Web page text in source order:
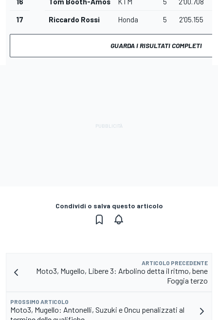
17 Riccardo Rossi Honda 5 2'05.155
GUARDA I RISULTATI COMPLETI
Condividi o salva questo articolo
ARTICOLO PRECEDENTE
Moto3, Mugello, Libere 3: Arbolino detta il ritmo, bene
Foggia terzo
PROSSIMO ARTICOLO
Moto3, Mugello: Antonelli, Suzuki e Oncu penalizzati al